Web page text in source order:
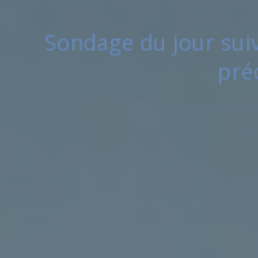
Sondage du jour